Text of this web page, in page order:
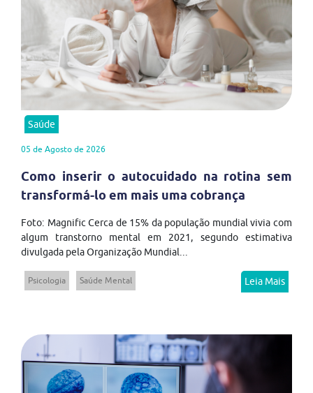
Saúde
05 de Agosto de 2026
Como inserir o autocuidado na rotina sem
transformá-lo em mais uma cobrança
Foto: Magnific Cerca de 15% da população mundial vivia com
algum transtorno mental em 2021, segundo estimativa
divulgada pela Organização Mundial...
Psicologia Saúde Mental Leia Mais